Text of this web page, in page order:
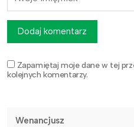
Zapamiętaj moje dane w tej
kolejnych komentarzy.
Dodaj komentarz
Wenancjusz